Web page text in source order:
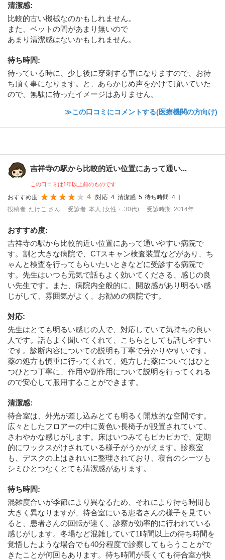
清潔感:
比較的古い機械なのかもしれません。
また、ベットの間があまり無いので
あまり清潔感はないかもしれません。
待ち時間:
待っている時に、少し後に穿刺する事になりますので、お待
ち頂く事になります。と、あらかじめ声をかけて頂いていた
ので、無駄に待ったイメージはありません。
≫この口コミにコメントする(医療機関の方向け)
吉祥寺の駅から比較的近い位置にあって通い...
この口コミは1年以上前のものです
おすすめ度: 4 対応: 4 清潔感: 5 待ち時間: 4
投稿者: たけこ さん
受診者: 本人 (女性・ 30代) 受診時期: 2014年
おすすめ度:
吉祥寺の駅から比較的近い位置にあって通いやすい病院で
す。割と大きな病院で、CTスキャン検査装置などがあり、ち
ゃんと検査を行ってもらいたいときなどに受診する病院で
す。先生はいつも元気で話もよく効いてくださる、感じの良
い先生です。また、病院内全般的に、開放感があり明るい感
じがして、雰囲気がよく、お勧めの病院です。
対応:
先生はとても明るい感じの人で、対応していて気持ちの良い
人です。話もよく聞いてくれて、こちらとしても話しやすい
です。診断内容についての説明も丁寧で分かりやすいです。
薬の処方も慎重に行ってくれて、処方した薬についてはひと
つひとつ丁寧に、作用や副作用について説明を行ってくれる
ので安心して服用することができます。
清潔感:
待合室は、外光が差し込みとても明るく開放的な空間です。
広々としたフロアーの中に黄色い長椅子が設置されていて、
さわやかな感じがします。床はいつみてもピカピカで、定期
的にワックスがけされている様子がうかがえます。診察室
も、デスクの上はきれいに整理されており、寝台のシーツも
シミひとつなくとても清潔感があります。
待ち時間:
混雑度合いが季節により異なるため、それにより待ち時間も
大きく異なりますが、待合室にいる患者さんの様子を見てい
ると、患者さんの回転が速く、診察が効率的に行われている
感じがします。冬場など混雑していて1時間以上の待ち時間を
覚悟したような場合でも40分程度で診察してもらうことがで
きたことが何回もあります。待ち時間が長くても待合室が快